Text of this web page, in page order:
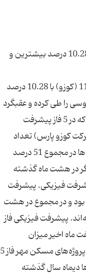
جزئیات پیشرفت فیزیکی مسکن مهر پردیس نشان می‌دهد فاز 9 جدید با 13.92 درصد و فاز 11 (کوزو) با 10.28 درصد بیشترین و
از سوی دیگر جزئیات پیشرفت فیزیکی مسکن مهر پردیس نشان می‌دهد فاز 9 جدید با 13.92 درصد و فاز 11 (کوزو) با 10.28 درصد
فاز 3 و ایوانکی نیز روندی معکوسی را طی کرده و عقبگرد
داشته‌ است. به گزارش تسنیم، بررسی پیشرفت فیزیکی پروژه‌های مسکن مهر پردیس حاکی از این است که در 5 فاز پیشرفت
در فاز 3 و ایوانکی پیشرفت فیزیکی عقبگرد داشته است.بر این اساس در فاز 11 (شرکت کوزو پارس) تعداد
واحد (قرارداد) 33 هزار و 335 مسکن مهر در مراحل مختلف ساخت قرار دارد که پیشرفت فیزیکی این واحدها در مجموع 51 درصد
40.72 درصد بود. به عبارت دیگر در هشت ماه گذشته
شرکت کوزو 10.28 درصد بوده است، یعنی ماهانه 1.28 درصد پیشرفت فیزیکی. پیشرفت
درصد است. دیماه سال گذشته پیشرفت فیزیکی این پروژه‌ها 51.55 درصد بود و در مجموع در هشت
درصد پیشرفت فیزیکی داشته‌اند. پیشرفت فیزیکی فاز
گذشته فاز 9.08 درصد بود که طی هفت ماه اخیر میزان
پیشرفت با رشد 13.92 درصدی به 23 درصد افزایش یافته است و در نوع خود یک رکورد محسوب می‌شود. پروژه‌های مسکن مهر فاز 5
این واحدها دیماه سال گذشته